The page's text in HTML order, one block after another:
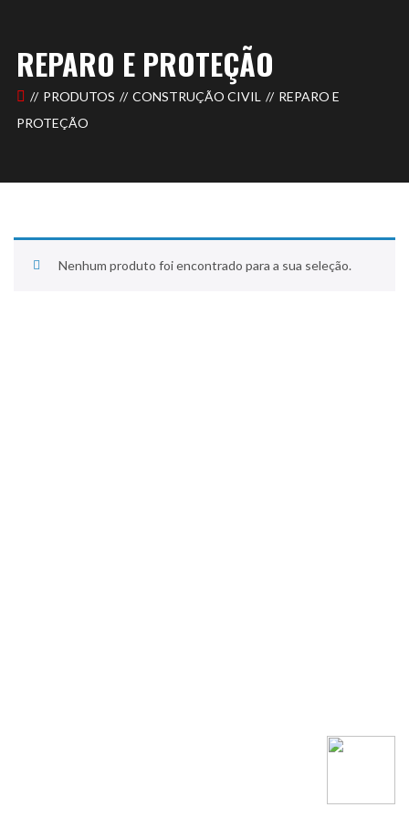
REPARO E PROTEÇÃO
PRODUTOS CONSTRUÇÃO CIVIL
REPARO E
PROTEÇÃO
Nenhum produto foi encontrado para a sua seleção.